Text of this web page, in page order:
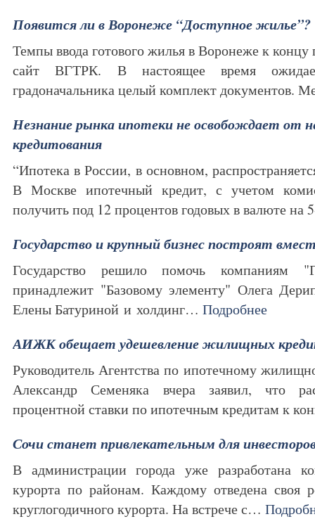
Появится ли в Воронеже “Доступное жилье”?
Темпы ввода готового жилья в Воронеже к концу
сайт ВГТРК. В настоящее время
градоначальника целый комплект документов.
Незнание рынка ипотеки не освобождает от
кредитования
“Ипотека в России, в основном,
В Москве ипотечный кредит, с учетом
получить под 12 процентов годовых в валюте
Государство и крупный бизнес построят
Государство решило помочь компаниям
принадлежит "Базовому элементу" Олега
Елены Батуриной и холдинг… Подробнее
АИЖК обещает удешевление жилищных
Руководитель Агентства по ипотечному
Александр Семеняка вчера заявил, что
процентной ставки по ипотечным кредитам к
Сочи станет привлекательным для
В администрации города уже разработана
курорта по районам. Каждому отведена своя
круглогодичного курорта. На встрече с…